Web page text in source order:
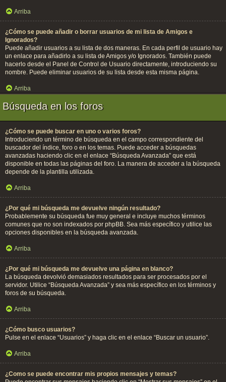
Arriba
¿Cómo se puede añadir o borrar usuarios de mi lista de Amigos e
Ignorados?
Puede añadir usuarios a su lista de dos maneras. En cada perfil de usuario hay
un enlace para añadirlo a su lista de Amigos y/o Ignorados. También puede
hacerlo desde el Panel de Control de Usuario directamente, introduciendo su
nombre. Puede eliminar usuarios de su lista desde esta misma página.
Arriba
Búsqueda en los foros
¿Cómo se puede buscar en uno o varios foros?
Introduciendo un término de búsqueda en el campo correspondiente del
buscador del índice, foro o en los temas. Puede acceder a búsquedas
avanzadas haciendo clic en el enlace “Búsqueda Avanzada” que está
disponible en todas las páginas del foro. La manera de acceder a la búsqueda
depende de la plantilla utilizada.
Arriba
¿Por qué mi búsqueda me devuelve ningún resultado?
Probablemente su búsqueda fue muy general e incluye muchos términos
comunes que no son indexados por phpBB. Sea más específico y utilice las
opciones disponibles en la búsqueda avanzada.
Arriba
¿Por qué mi búsqueda me devuelve una página en blanco?
La búsqueda devolvió demasiados resultados para ser procesados por el
servidor. Utilice “Búsqueda Avanzada” y sea más específico en los términos y
foros de su búsqueda.
Arriba
¿Cómo busco usuarios?
Pulse en el enlace “Usuarios” y haga clic en el enlace “Buscar un usuario”.
Arriba
¿Como se puede encontrar mis propios mensajes y temas?